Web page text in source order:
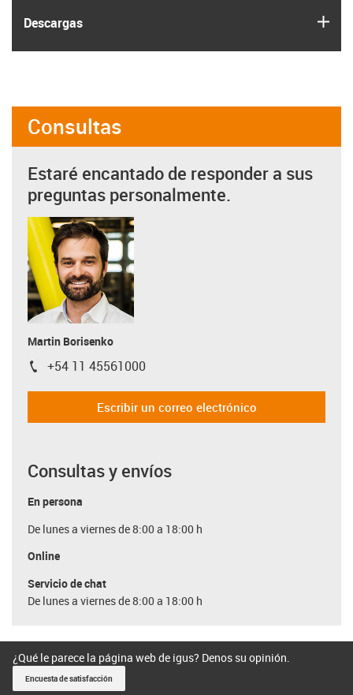
Descargas
Consultas
Estaré encantado de responder a sus
preguntas personalmente.
Martin Borisenko
igus-icon-phone
+54 11 45561000
Escribir un correo electrónico
Consultas y envíos
En persona
De lunes a viernes de 8:00 a 18:00 h
Online
Servicio de chat
De lunes a viernes de 8:00 a 18:00 h
¿Qué le parece la página web de igus? Denos su opinión.
Encuesta de satisfacción